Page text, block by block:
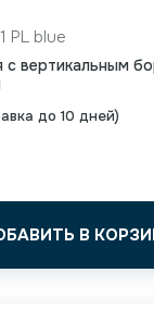
до 10 дней)
PL blue
с вертикальным
В